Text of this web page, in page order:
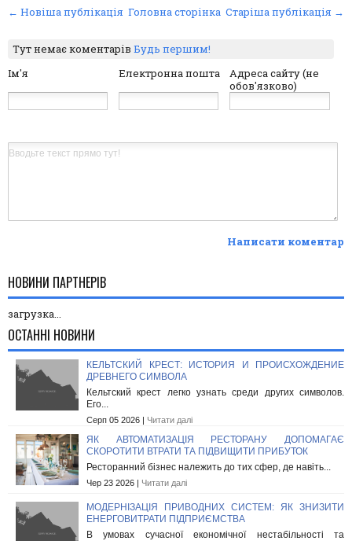
← Новіша публікація Старіша публікація →
Головна сторінка
Тут немає коментарівБудь першим!
Ім'я
Електронна пошта
Адреса сайту (не
обов'язково)
Написати коментар
НОВИНИ ПАРТНЕРІВ
загрузка...
ОСТАННІ НОВИНИ
КЕЛЬТСКИЙ КРЕСТ: ИСТОРИЯ И ПРОИСХОЖДЕНИЕ
ДРЕВНЕГО СИМВОЛА
Кельтский крест легко узнать среди других символов.
Его...
Серп 05 2026 | Читати далі
ЯК АВТОМАТИЗАЦІЯ РЕСТОРАНУ ДОПОМАГАЄ
СКОРОТИТИ ВТРАТИ ТА ПІДВИЩИТИ ПРИБУТОК
Ресторанний бізнес належить до тих сфер, де навіть...
Чер 23 2026 | Читати далі
МОДЕРНІЗАЦІЯ ПРИВОДНИХ СИСТЕМ: ЯК ЗНИЗИТИ
ЕНЕРГОВИТРАТИ ПІДПРИЄМСТВА
В умовах сучасної економічної нестабільності та